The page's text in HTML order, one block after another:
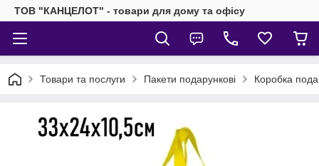
ТОВ "КАНЦЕЛОТ" - товари для дому та офісу
Товари та послуги Пакети подарункові Коробка